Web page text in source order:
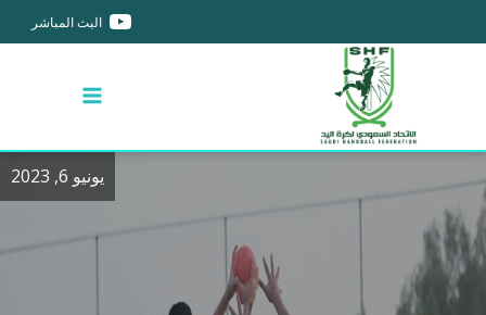
البث المباشر
يونيو 6, 2023